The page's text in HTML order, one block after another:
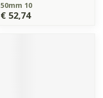
50mm 10
€ 52,74